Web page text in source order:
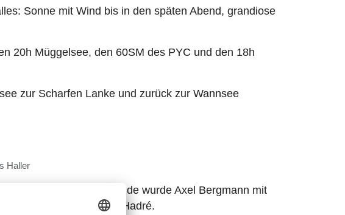
Sonne mit Wind bis in den späten Abend, grandiose
20h Müggelsee, den 60SM des PYC und den 18h
zur Scharfen Lanke und zurück zur Wannsee
Haller
nach der großen Runde wurde Axel Bergmann mit
Hansen und Stefan Hadré.